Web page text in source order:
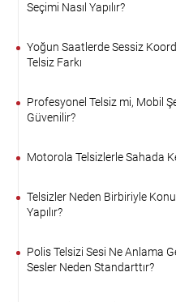
Seçimi Nasıl Yapılır?
Yoğun Saatlerde Sessiz
Telsiz Farkı
Profesyonel Telsiz mi, Mobil
Güvenilir?
Motorola Telsizlerle Sahada
Telsizler Neden Birbiriyle
Yapılır?
Polis Telsizi Sesi Ne Anlama
Sesler Neden Standarttır?